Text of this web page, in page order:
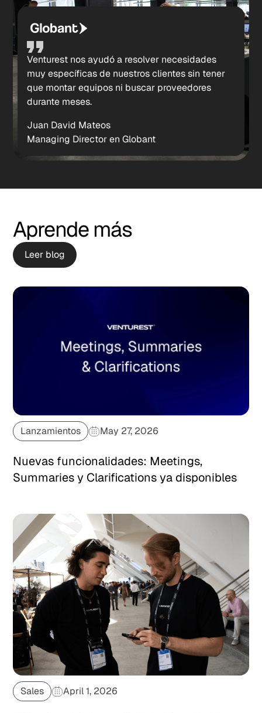
Venturest nos ayudó a resolver necesidades
muy específicas de nuestros clientes sin tener
que montar equipos ni buscar proveedores
durante meses.
Juan David Mateos
Managing Director en Globant
Aprende más
Leer blog
Lanzamientos May 27, 2026
Nuevas funcionalidades: Meetings,
Summaries y Clarifications ya disponibles
Sales April 1, 2026